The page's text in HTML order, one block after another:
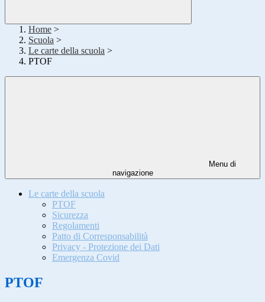
Home >
Scuola >
Le carte della scuola >
PTOF
Menu di
navigazione
Le carte della scuola
PTOF
Sicurezza
Regolamenti
Patto di Corresponsabilità
Privacy - Protezione dei Dati
Emergenza Covid
PTOF